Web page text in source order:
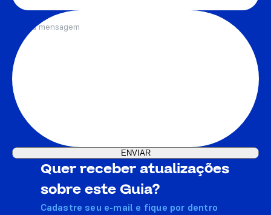
Quer receber atualizações
sobre este Guia?
Cadastre seu e-mail e fique por dentro